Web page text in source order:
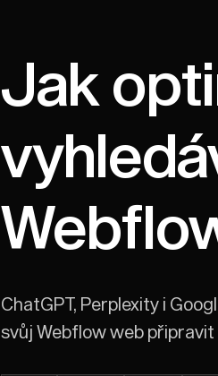
Jak
ChatGPT, Perplexity i
svůj Webflow web připravit